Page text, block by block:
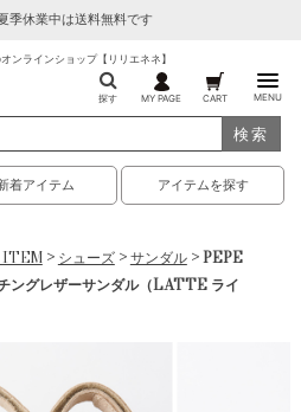
季休業中は送料無料です
ンラインショップ【リリエネネ】
探す MY PAGE CART MENU
検索
着アイテム アイテムを探す
ITEM> シューズ>サンダル> PEPE
ングレザーサンダル（LATTE ライ